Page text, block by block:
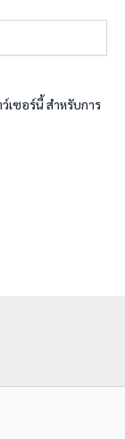
เซอร์นี้ สำหรับการ